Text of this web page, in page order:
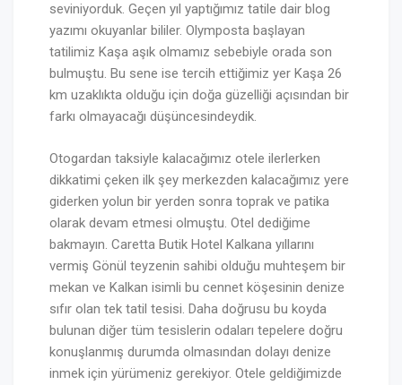
seviniyorduk. Geçen yıl yaptığımız tatile dair blog
yazımı okuyanlar bililer. Olymposta başlayan
tatilimiz Kaşa aşık olmamız sebebiyle orada son
bulmuştu. Bu sene ise tercih ettiğimiz yer Kaşa 26
km uzaklıkta olduğu için doğa güzelliği açısından bir
farkı olmayacağı düşüncesindeydik.
Otogardan taksiyle kalacağımız otele ilerlerken
dikkatimi çeken ilk şey merkezden kalacağımız yere
giderken yolun bir yerden sonra toprak ve patika
olarak devam etmesi olmuştu. Otel dediğime
bakmayın. Caretta Butik Hotel Kalkana yıllarını
vermiş Gönül teyzenin sahibi olduğu muhteşem bir
mekan ve Kalkan isimli bu cennet köşesinin denize
sıfır olan tek tatil tesisi. Daha doğrusu bu koyda
bulunan diğer tüm tesislerin odaları tepelere doğru
konuşlanmış durumda olmasından dolayı denize
inmek için yürümeniz gerekiyor. Otele geldiğimizde